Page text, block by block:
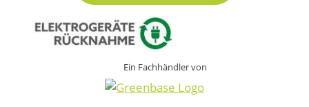
Ein Fachhändler von